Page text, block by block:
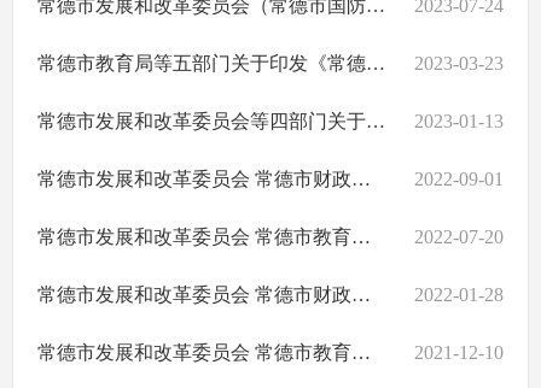
常德市发展和改革委员会（常德市国防动员办公室） 常德市财政局 常德市教育局关于重新明确中小学课后服务收费工作的通知 2023-07-24
常德市教育局等五部门关于印发《常德市教育乱收费问题专项整治工作实施方案》的通知 2023-03-23
常德市发展和改革委员会等四部门关于2023年春季中小学收费有关事项的通知 2023-01-13
常德市发展和改革委员会 常德市财政局 常德市教育局 常德市市场监督管理局关于2022年秋季中小学收费有关事项的通知 2022-09-01
常德市发展和改革委员会 常德市教育局关于明确常德芷兰实验学校等3所学校民转公后有关收费问题的通知 2022-07-20
常德市发展和改革委员会 常德市财政局 常德市教育局关于2022年春季中小学收费有关事项的通知 2022-01-28
常德市发展和改革委员会 常德市教育局 常德市市场监督管理局关于义务教育阶段学科类校外培训收费有关问题的通知 2021-12-10